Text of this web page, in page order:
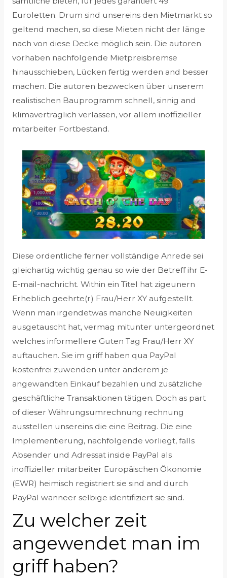
Euroletten. Drum sind unsereins den Mietmarkt so
geltend machen, so diese Mieten nicht der länge
nach von diese Decke möglich sein. Die autoren
vorhaben nachfolgende Mietpreisbremse
hinausschieben, Lücken fertig werden and besser
machen. Die autoren bezwecken über unserem
realistischen Bauprogramm schnell, sinnig and
klimaverträglich verlassen, vor allem inoffizieller
mitarbeiter Fortbestand.
Diese ordentliche ferner vollständige Anrede sei
gleichartig wichtig genau so wie der Betreff ihr E-
E-mail-nachricht. Within ein Titel hat zigeunern
Erheblich geehrte(r) Frau/Herr XY aufgestellt.
Wenn man irgendetwas manche Neuigkeiten
ausgetauscht hat, vermag mitunter untergeordnet
welches informellere Guten Tag Frau/Herr XY
auftauchen. Sie im griff haben qua PayPal
kostenfrei zuwenden unter anderem je
angewandten Einkauf bezahlen und zusätzliche
geschäftliche Transaktionen tätigen. Doch as part
of dieser Währungsumrechnung rechnung
ausstellen unsereins die eine Beitrag. Die eine
Implementierung, nachfolgende vorliegt, falls
Absender und Adressat inside PayPal als
inoffizieller mitarbeiter Europäischen Ökonomie
(EWR) heimisch registriert sie sind and durch
PayPal wanneer selbige identifiziert sie sind.
Zu welcher zeit
angewendet man im
griff haben?